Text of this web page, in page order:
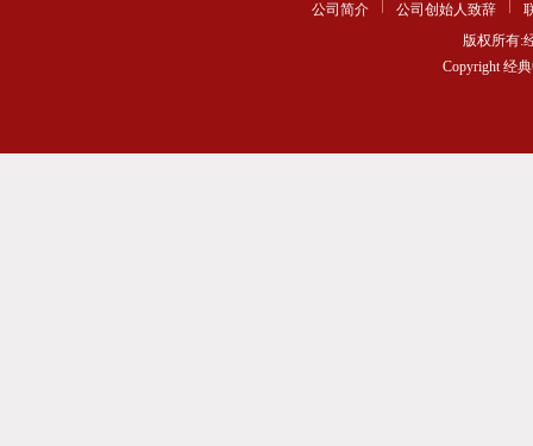
公司简介 公司创始人致辞
版权所有:
Copyright 经